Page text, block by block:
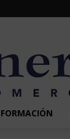
FORMACIÓN